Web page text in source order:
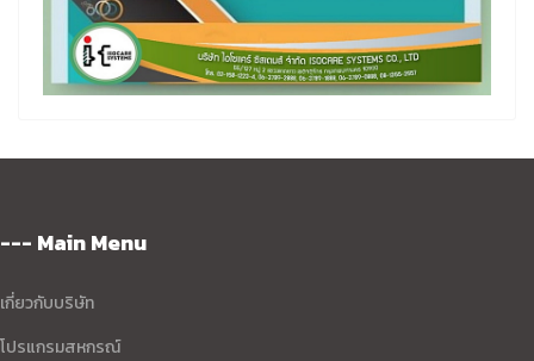
--- Main Menu
เกี่ยวกับบริษัท
โปรแกรมสหกรณ์